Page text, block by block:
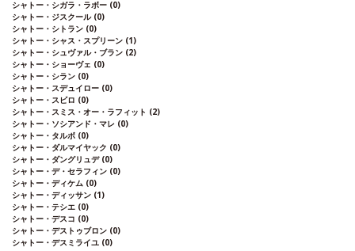
シャトー・シガラ・ラボー (0)
シャトー・ジスクール (0)
シャトー・シトラン (0)
シャトー・シャス・スプリーン (1)
シャトー・シュヴァル・ブラン (2)
シャトー・ショーヴェ (0)
シャトー・シラン (0)
シャトー・スデュイロー (0)
シャトー・スビロ (0)
シャトー・スミス・オー・ラフィット (2)
シャトー・ソシアンド・マレ (0)
シャトー・タルボ (0)
シャトー・ダルマイヤック (0)
シャトー・ダングリュデ (0)
シャトー・デ・セラフィン (0)
シャトー・ディケム (0)
シャトー・ディッサン (1)
シャトー・テシエ (0)
シャトー・デスコ (0)
シャトー・デストゥブロン (0)
シャトー・デスミライユ (0)